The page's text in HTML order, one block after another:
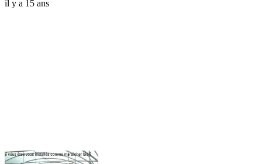
il y a 15 ans